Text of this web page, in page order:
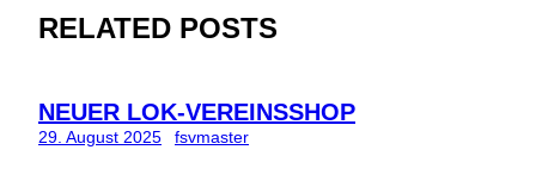
RELATED POSTS
NEUER LOK-VEREINSSHOP
29. August 2025 fsvmaster